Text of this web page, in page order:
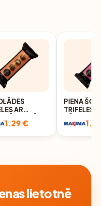
AR
UN
1.29 €
PIENA
TRIFELES
KRĒMA
lietotnē